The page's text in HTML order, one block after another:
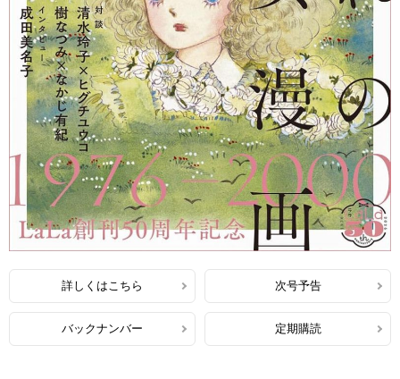
詳しくはこちら 次号予告
バックナンバー 定期購読